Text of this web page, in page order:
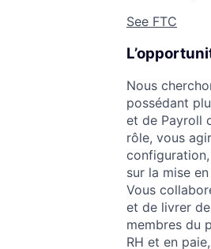
See FTC
Nous
possédant
et de Payroll
rôle, vous
sur la mise
Vous
et de livrer
membres du
RH et en